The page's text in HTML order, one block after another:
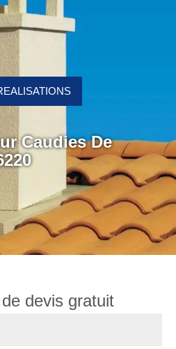
Caudies De
devis gratuit